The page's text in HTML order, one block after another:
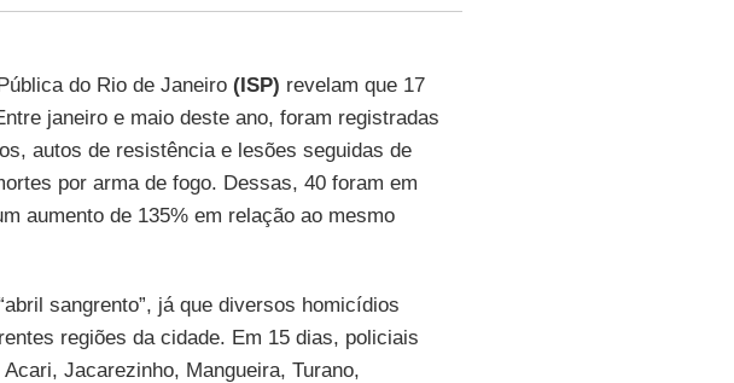
do Rio de Janeiro (ISP) revelam que 17
janeiro e maio deste ano, foram registradas
autos de resistência e lesões seguidas de
por arma de fogo. Dessas, 40 foram em
aumento de 135% em relação ao mesmo
sangrento”, já que diversos homicídios
regiões da cidade. Em 15 dias, policiais
Jacarezinho, Mangueira, Turano,